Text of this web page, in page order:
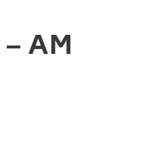
AM